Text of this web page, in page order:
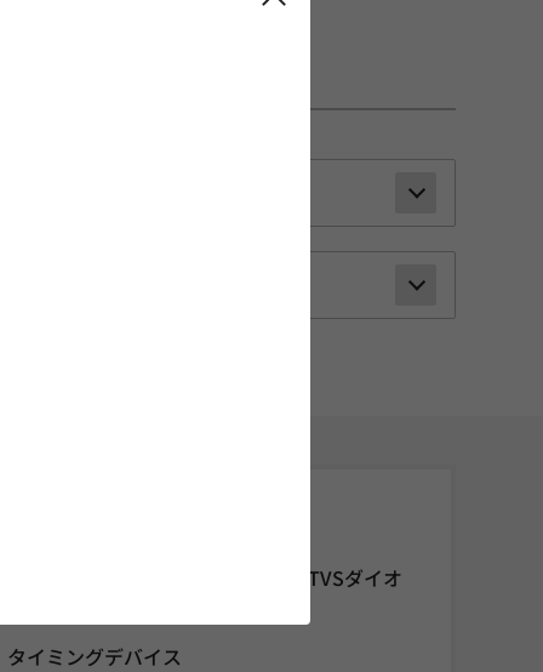
ノイズ対策部品/EMI除去フィルタ/TVSダイオ
タイミングデバイス